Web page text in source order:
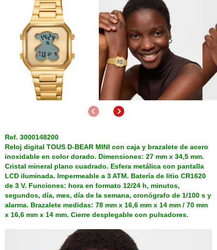
AnteriorSiguiente
Ref. 3000148200
Reloj digital TOUS D-BEAR MINI con caja y brazalete de acero
inoxidable en color dorado. Dimensiones: 27 mm x 34,5 mm.
Cristal mineral plano cuadrado. Esfera metálica con pantalla
LCD iluminada. Impermeable a 3 ATM. Batería de litio CR1620
de 3 V. Funciones: hora en formato 12/24 h, minutos,
segundos, día, mes, día de la semana, cronógrafo de 1/100 s y
alarma. Brazalete medidas: 78 mm x 16,6 mm x 14 mm / 70 mm
x 16,6 mm x 14 mm. Cierre desplegable con pulsadores.